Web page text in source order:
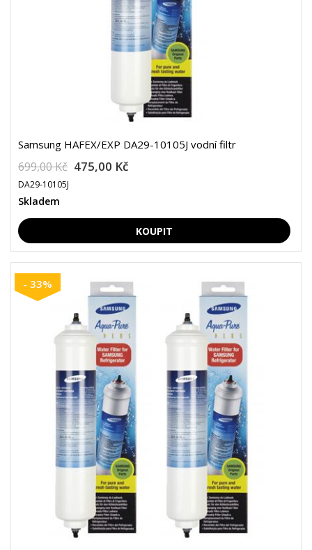
Samsung HAFEX/EXP DA29-10105J vodní filtr
699,00 Kč 475,00 Kč
DA29-10105J
Skladem
- 33%